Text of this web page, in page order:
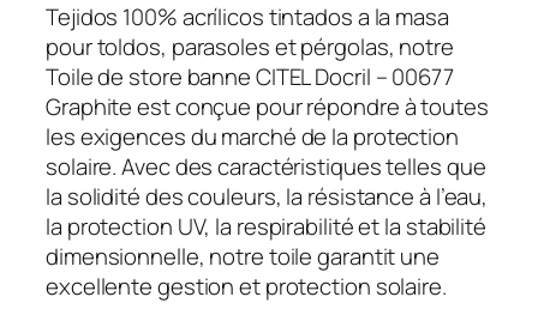
Tejidos 100% acrílicos tintados a la masa
pour toldos, parasoles et pérgolas, notre
Toile de store banne CITEL Docril – 00677
Graphite est conçue pour répondre à toutes
les exigences du marché de la protection
solaire. Avec des caractéristiques telles que
la solidité des couleurs, la résistance à l’eau,
la protection UV, la respirabilité et la stabilité
dimensionnelle, notre toile garantit une
excellente gestion et protection solaire.